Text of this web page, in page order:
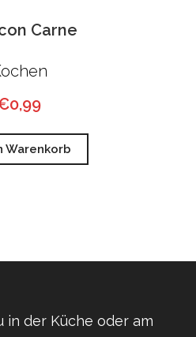
Carne
0,99
Warenkorb
in der Küche oder am